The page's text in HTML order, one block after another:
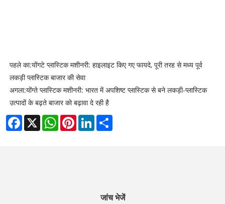
पहले का:योंगटे प्लास्टिक मशीनरी: हाइलाइट किए गए फायदे, पूरी तरह से मध्य पूर्व
लकड़ी प्लास्टिक बाजार की सेवा
अगला:योंग्ते प्लास्टिक मशीनरी: भारत में अपशिष्ट प्लास्टिक से बने लकड़ी-प्लास्टिक
उत्पादों के बढ़ते बाजार को बढ़ावा दे रही है
Facebook
X WhatsAppPinterestLinkedIn
जांच भेजें